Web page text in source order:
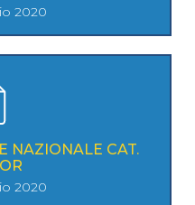
2020
NAZIONALE CAT.
2020